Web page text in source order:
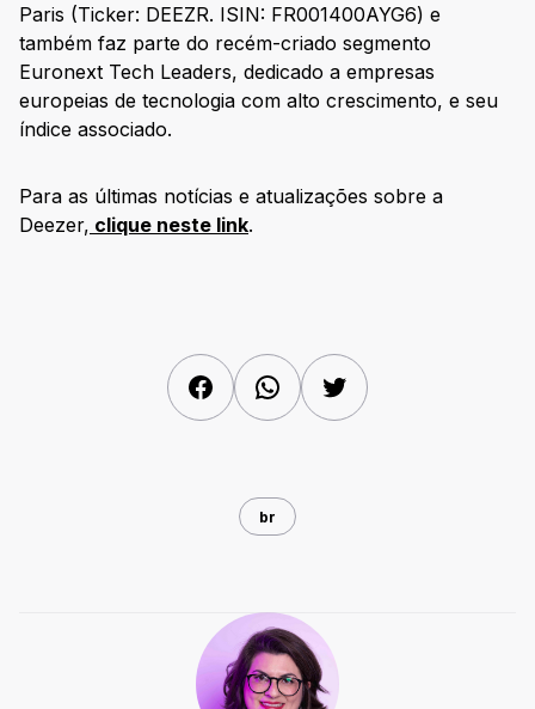
Paris (Ticker: DEEZR. ISIN: FR001400AYG6) e
também faz parte do recém-criado segmento
Euronext Tech Leaders, dedicado a empresas
europeias de tecnologia com alto crescimento, e seu
índice associado.
Para as últimas notícias e atualizações sobre a
Deezer, clique neste link.
FacebookWhatsAppTwitter
br